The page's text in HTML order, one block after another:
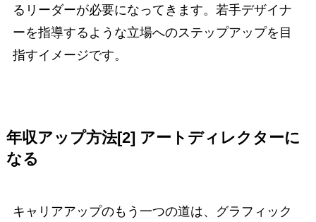
るリーダーが必要になってきます。若手デザイナ
ーを指導するような立場へのステップアップを目
指すイメージです。
年収アップ方法[2] アートディレクターに
なる
キャリアアップのもう一つの道は、グラフィック